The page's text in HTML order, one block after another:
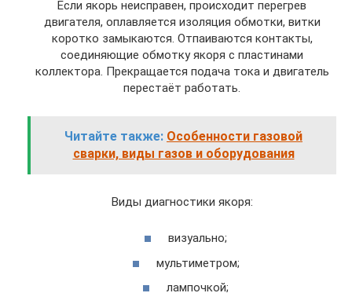
Если якорь неисправен, происходит перегрев
двигателя, оплавляется изоляция обмотки, витки
коротко замыкаются. Отпаиваются контакты,
соединяющие обмотку якоря с пластинами
коллектора. Прекращается подача тока и двигатель
перестаёт работать.
Читайте также: Особенности газовой
сварки, виды газов и оборудования
Виды диагностики якоря:
визуально;
мультиметром;
лампочкой;